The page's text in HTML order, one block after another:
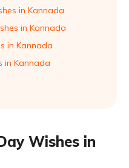
in Kannada
in Kannada
in Kannada
in Kannada
Wishes in